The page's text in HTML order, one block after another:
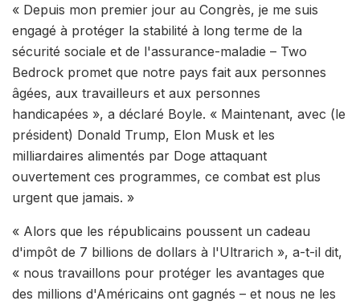
« Depuis mon premier jour au Congrès, je me suis
engagé à protéger la stabilité à long terme de la
sécurité sociale et de l'assurance-maladie – Two
Bedrock promet que notre pays fait aux personnes
âgées, aux travailleurs et aux personnes
handicapées », a déclaré Boyle. « Maintenant, avec (le
président) Donald Trump, Elon Musk et les
milliardaires alimentés par Doge attaquant
ouvertement ces programmes, ce combat est plus
urgent que jamais. »
« Alors que les républicains poussent un cadeau
d'impôt de 7 billions de dollars à l'Ultrarich », a-t-il dit,
« nous travaillons pour protéger les avantages que
des millions d'Américains ont gagnés – et nous ne les